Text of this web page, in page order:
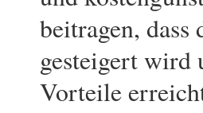
beitragen,
gesteigert wird
Vorteile